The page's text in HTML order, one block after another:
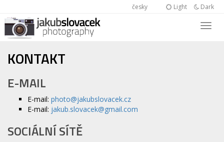
česky Light Dark
KONTAKT
E-MAIL
E-mail: photo@jakubslovacek.cz
E-mail: jakub.slovacek@gmail.com
SOCIÁLNÍ SÍTĚ